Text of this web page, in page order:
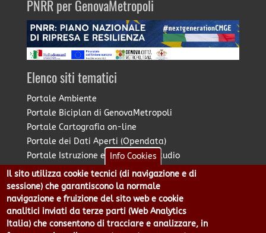
PNRR per GenovaMetropoli
Elenco siti tematici
Portale Ambiente
Portale Biciplan di GenovaMetropoli
Portale Cartografia on-line
Portale dei Dati Aperti (Opendata)
Portale Istruzione e Diritto allo Studio
Portale Marketing Territoriale
Portale Piano Strategico Metropolitano
Portale PUMS di GenovaMetropoli
Portale Stazione Unica Appaltante
Pratico: procedimenti e istanze online
Info Cookies
Il sito utilizza cookie tecnici (di navigazione e di
sessione) che garantiscono la normale
navigazione e fruizione del sito web e cookie
analitici inviati da terze parti (Web Analytics
Italia) che consentono di tracciare e analizzare, in